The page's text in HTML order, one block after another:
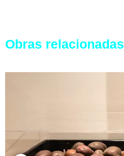
Obras relacionadas